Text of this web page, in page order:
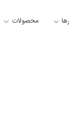
محصولات